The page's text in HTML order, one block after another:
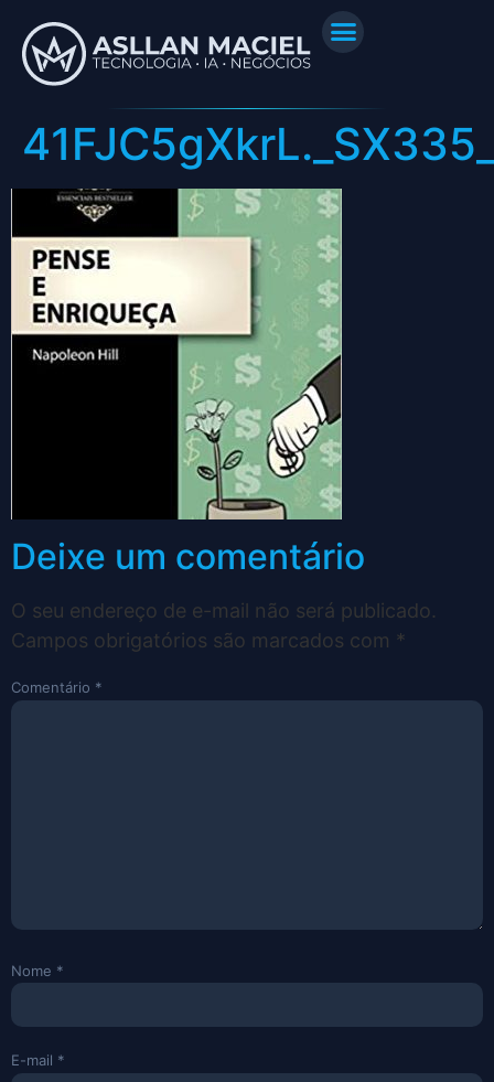
Deixe um comentário
O seu endereço de e-mail não será publicado.
Campos obrigatórios são marcados com *
Comentário *
Nome *
E-mail *